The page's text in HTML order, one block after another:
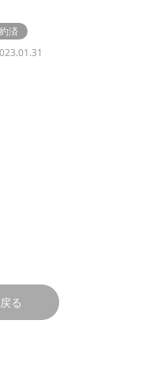
済
る